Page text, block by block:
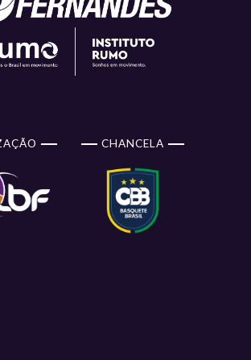
CHANCELA